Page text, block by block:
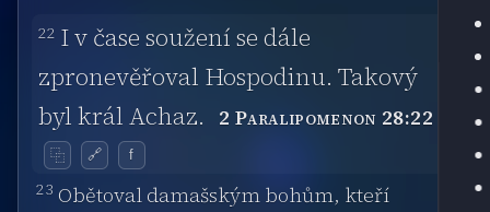
22 I v čase soužení se dále
zpronevěřoval Hospodinu. Takový
byl král Achaz.
2 Paralipomenon 28:22
⿻ 🔗 f
23 Obětoval damašským bohům, kteří